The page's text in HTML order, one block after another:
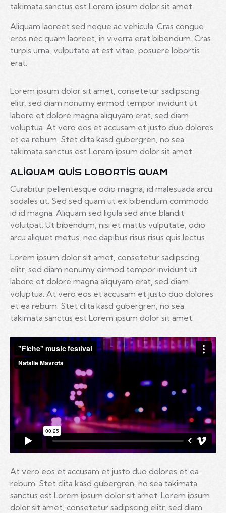
takimata sanctus est Lorem ipsum dolor sit amet.
Aliquam laoreet sed neque ac vehicula. Cras congue
eros nec quam laoreet, in viverra erat bibendum. Cras
turpis urna, vulputate at est vitae, posuere lobortis
erat.
Lorem ipsum dolor sit amet, consetetur sadipscing
elitr, sed diam nonumy eirmod tempor invidunt ut
labore et dolore magna aliquyam erat, sed diam
voluptua. At vero eos et accusam et justo duo dolores
et ea rebum. Stet clita kasd gubergren, no sea
takimata sanctus est Lorem ipsum dolor sit amet.
ALIQUAM QUIS LOBORTIS QUAM
Curabitur pellentesque odio magna, id malesuada arcu
sodales ut. Sed sed quam ut ex bibendum commodo
id id magna. Aliquam sed ligula sed ante blandit
volutpat. Ut bibendum, nisi et mattis vulputate, odio
arcu aliquet metus, nec dapibus risus risus quis lectus.
Lorem ipsum dolor sit amet, consetetur sadipscing
elitr, sed diam nonumy eirmod tempor invidunt ut
labore et dolore magna aliquyam erat, sed diam
voluptua. At vero eos et accusam et justo duo dolores
et ea rebum. Stet clita kasd gubergren, no sea
takimata sanctus est Lorem ipsum dolor sit amet.
At vero eos et accusam et justo duo dolores et ea
rebum. Stet clita kasd gubergren, no sea takimata
sanctus est Lorem ipsum dolor sit amet. Lorem ipsum
dolor sit amet, consetetur sadipscing elitr, sed diam